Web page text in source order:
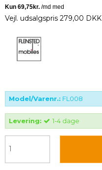
Vejl. udsalgspris 279,00 DKK
Model/Varenr.: FL008
Levering: 1-4 dage